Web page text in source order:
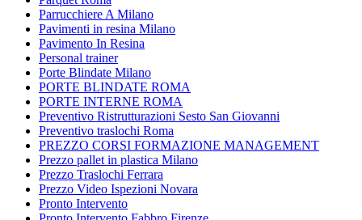
Parrucchiere A Milano
Pavimenti in resina Milano
Pavimento In Resina
Personal trainer
Porte Blindate Milano
PORTE BLINDATE ROMA
PORTE INTERNE ROMA
Preventivo Ristrutturazioni Sesto San Giovanni
Preventivo traslochi Roma
PREZZO CORSI FORMAZIONE MANAGEMENT
Prezzo pallet in plastica Milano
Prezzo Traslochi Ferrara
Prezzo Video Ispezioni Novara
Pronto Intervento